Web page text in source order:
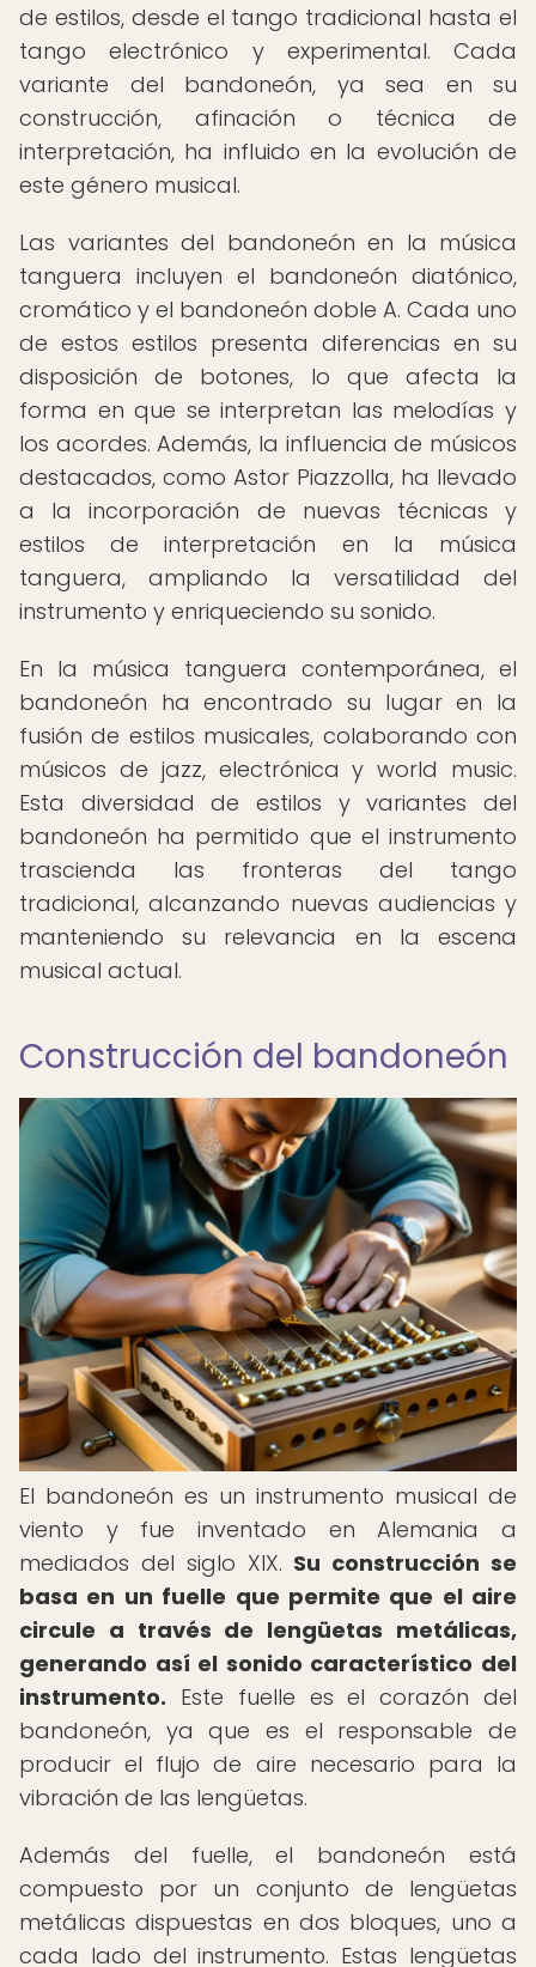
de estilos, desde el tango tradicional hasta el
tango electrónico y experimental. Cada
variante del bandoneón, ya sea en su
construcción, afinación o técnica de
interpretación, ha influido en la evolución de
este género musical.
Las variantes del bandoneón en la música
tanguera incluyen el bandoneón diatónico,
cromático y el bandoneón doble A. Cada uno
de estos estilos presenta diferencias en su
disposición de botones, lo que afecta la
forma en que se interpretan las melodías y
los acordes. Además, la influencia de músicos
destacados, como Astor Piazzolla, ha llevado
a la incorporación de nuevas técnicas y
estilos de interpretación en la música
tanguera, ampliando la versatilidad del
instrumento y enriqueciendo su sonido.
En la música tanguera contemporánea, el
bandoneón ha encontrado su lugar en la
fusión de estilos musicales, colaborando con
músicos de jazz, electrónica y world music.
Esta diversidad de estilos y variantes del
bandoneón ha permitido que el instrumento
trascienda las fronteras del tango
tradicional, alcanzando nuevas audiencias y
manteniendo su relevancia en la escena
musical actual.
Construcción del bandoneón
El bandoneón es un instrumento musical de
viento y fue inventado en Alemania a
mediados del siglo XIX. Su construcción se
basa en un fuelle que permite que el aire
circule a través de lengüetas metálicas,
generando así el sonido característico del
instrumento. Este fuelle es el corazón del
bandoneón, ya que es el responsable de
producir el flujo de aire necesario para la
vibración de las lengüetas.
Además del fuelle, el bandoneón está
compuesto por un conjunto de lengüetas
metálicas dispuestas en dos bloques, uno a
cada lado del instrumento. Estas lengüetas